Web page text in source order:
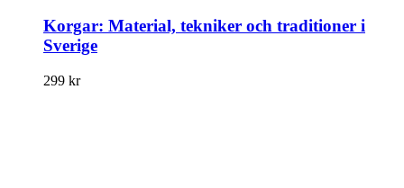
Korgar: Material, tekniker och traditioner i
Sverige
299 kr